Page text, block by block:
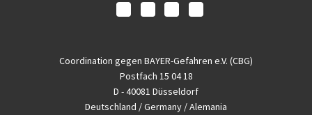
Coordination gegen BAYER-Gefahren e.V. (CBG)
Postfach 15 04 18
D - 40081 Düsseldorf
Deutschland / Germany / Alemania